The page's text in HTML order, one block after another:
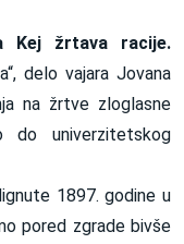
Kej žrtava racije.
delo vajara Jovana
na žrtve zloglasne
do univerzitetskog
1897. godine u
pored zgrade bivše